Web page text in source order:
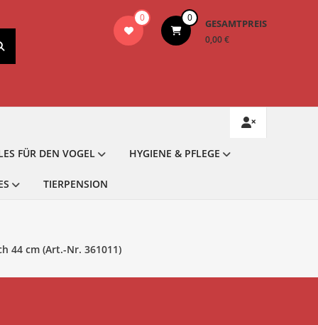
0 0 GESAMTPREIS
0,00 €
FÜR DEN VOGEL HYGIENE & PFLEGE
TIERPENSION
44 cm (Art.-Nr. 361011)